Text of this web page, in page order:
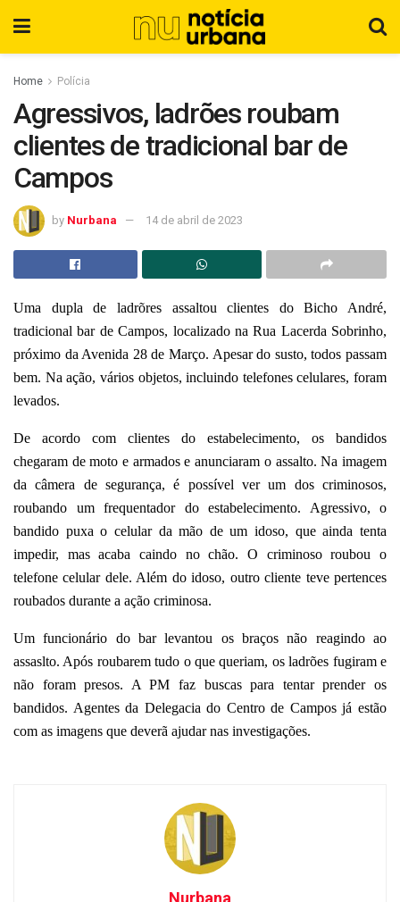
Home Polícia
Agressivos, ladrões roubam
clientes de tradicional bar de
Campos
by Nurbana 14 de abril de 2023
Uma dupla de ladrõres assaltou clientes do Bicho André,
tradicional bar de Campos, localizado na Rua Lacerda Sobrinho,
próximo da Avenida 28 de Março. Apesar do susto, todos passam
bem. Na ação, vários objetos, incluindo telefones celulares, foram
levados.
De acordo com clientes do estabelecimento, os bandidos
chegaram de moto e armados e anunciaram o assalto. Na imagem
da câmera de segurança, é possível ver um dos criminosos,
roubando um frequentador do estabelecimento. Agressivo, o
bandido puxa o celular da mão de um idoso, que ainda tenta
impedir, mas acaba caindo no chão. O criminoso roubou o
telefone celular dele. Além do idoso, outro cliente teve pertences
roubados durante a ação criminosa.
Um funcionário do bar levantou os braços não reagindo ao
assaslto. Após roubarem tudo o que queriam, os ladrões fugiram e
não foram presos. A PM faz buscas para tentar prender os
bandidos. Agentes da Delegacia do Centro de Campos já estão
com as imagens que deverã ajudar nas investigações.
Nurbana